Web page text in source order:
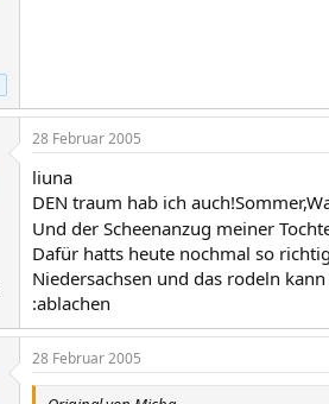
28 Februar 2005
liuna
DEN traum hab ich
Und der Scheenanzug meiner
Dafür hatts heute nochmal so
Niedersachsen und das rodeln
:ablachen
28 Februar 2005